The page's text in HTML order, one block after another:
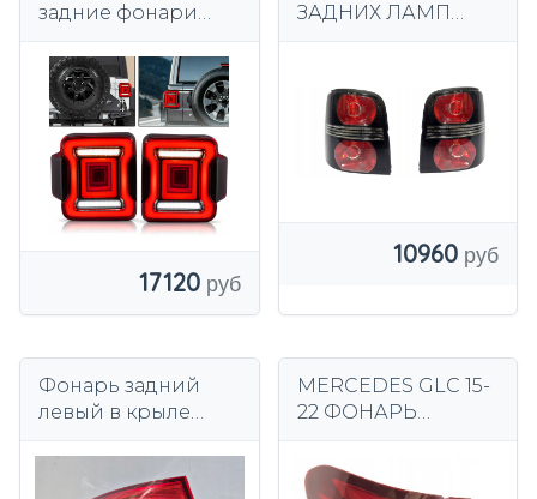
задние фонари
JL/JLU
17120
ЗАДНИХ ЛАМП
(CLEAR/дымчатый)
2006–2010 TYC
10960
Фонарь задний
левый в крыле
серии F30 лифт LCI
MERCEDES GLC 15-
22 ФОНАРЬ